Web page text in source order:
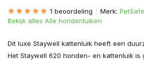
1 beoordeling Merk: PetSafe
Bekijk alles Alle hondenluiken
Dit luxe Staywell kattenluik heeft een
Het Staywell 620 honden- en kattenluik is